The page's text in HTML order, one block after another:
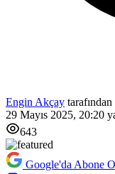
Engin Akçay tarafından
29 Mayıs 2025, 20:20
643
Google'da Abone